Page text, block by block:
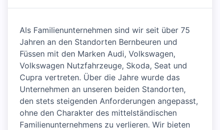
Als Familienunternehmen sind wir seit über 75
Jahren an den Standorten Bernbeuren und
Füssen mit den Marken Audi, Volkswagen,
Volkswagen Nutzfahrzeuge, Skoda, Seat und
Cupra vertreten. Über die Jahre wurde das
Unternehmen an unseren beiden Standorten,
den stets steigenden Anforderungen angepasst,
ohne den Charakter des mittelständischen
Familienunternehmens zu verlieren. Wir bieten